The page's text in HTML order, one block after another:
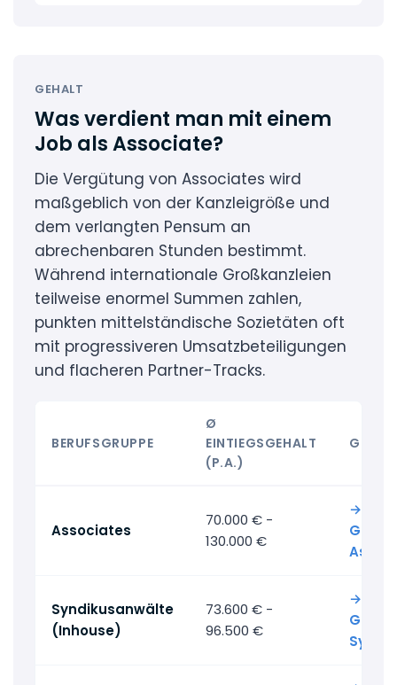
GEHALT
Was verdient man mit einem
Job als Associate?
Die Vergütung von Associates wird
maßgeblich von der Kanzleigröße und
dem verlangten Pensum an
abrechenbaren Stunden bestimmt.
Während internationale Großkanzleien
teilweise enormel Summen zahlen,
punkten mittelständische Sozietäten oft
mit progressiveren Umsatzbeteiligungen
und flacheren Partner-Tracks.
BERUFSGRUPPE
Ø
EINTIEGSGEHALT
(P.A.)
Associates
70.000 € -
130.000 €
→
Syndikusanwälte
(Inhouse)
73.600 € -
96.500 €
→